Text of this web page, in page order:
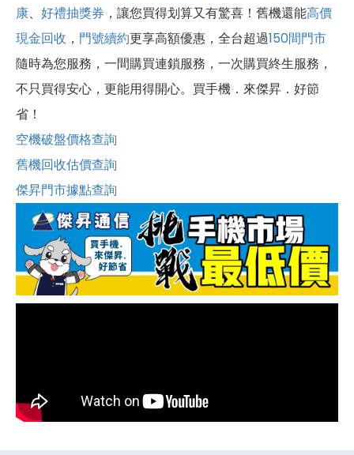
康、 好禮抽獎券 ，讓您買得划算又有驚喜！舊機還能高價
現金回收 ， 門號續約更享高額優惠，全台超過150間門市
隨時為您服務，一間購買連鎖服務，一次購買終生服務，
不只買得安心，更能用得開心。買手機．來傑昇．好節
省！
空機破盤價格查詢
舊機回收估價查詢
傑昇門市據點查詢